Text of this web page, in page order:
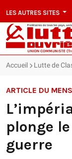
LES AUTRES SITES
Accueil Lutte de
ARTICLE DU
plonge
guerre